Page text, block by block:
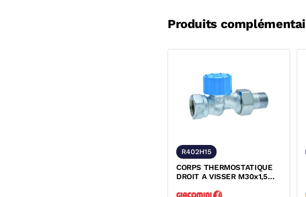
Produits
R402H15
CORPS THERMOSTATIQUE
DROIT A VISSER M30x1,5